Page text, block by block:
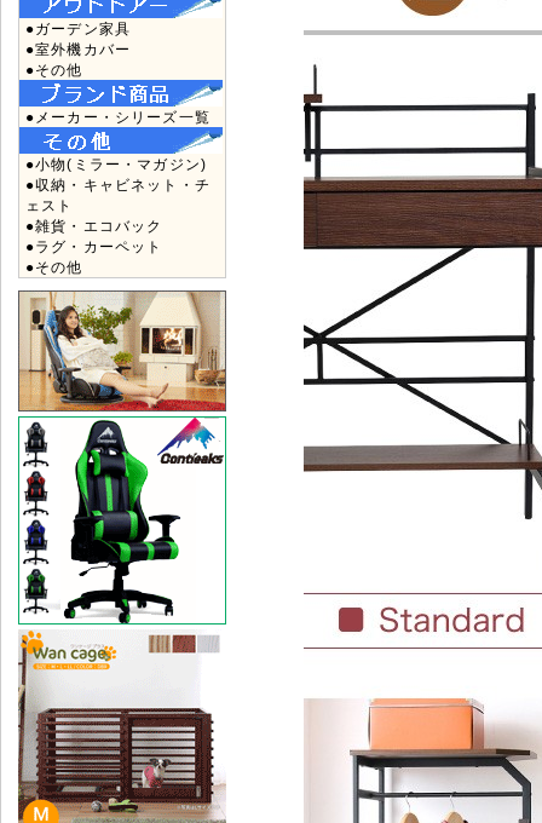
●ガーデン家具
●室外機カバー
●その他
●メーカー・シリーズ一覧
●小物(ミラー・マガジン)
●収納・キャビネット・チ
ェスト
●雑貨・エコバック
●ラグ・カーペット
●その他